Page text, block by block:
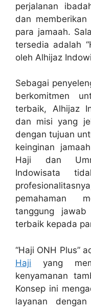
perjalanan
dan
para jamaah.
tersedia adalah
oleh Alhijaz
Sebagai
berkomitmen
terbaik, Alhijaz
dan misi yang
dengan tujuan
keinginan
Haji dan
Indowisata
pemahaman
tanggung jawab
terbaik kepada
“Haji ONH Plus”
Haji yang
kenyamanan
Konsep ini
layanan dengan